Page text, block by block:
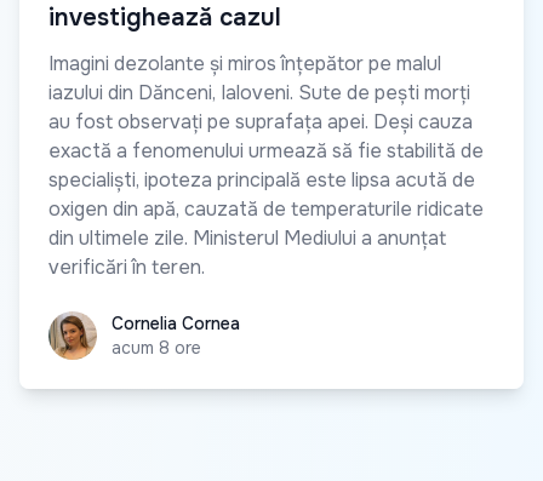
investighează cazul
Imagini dezolante și miros înțepător pe malul
iazului din Dănceni, Ialoveni. Sute de pești morți
au fost observați pe suprafața apei. Deși cauza
exactă a fenomenului urmează să fie stabilită de
specialiști, ipoteza principală este lipsa acută de
oxigen din apă, cauzată de temperaturile ridicate
din ultimele zile. Ministerul Mediului a anunțat
verificări în teren.
Cornelia Cornea
Cornelia Cornea
acum 8 ore